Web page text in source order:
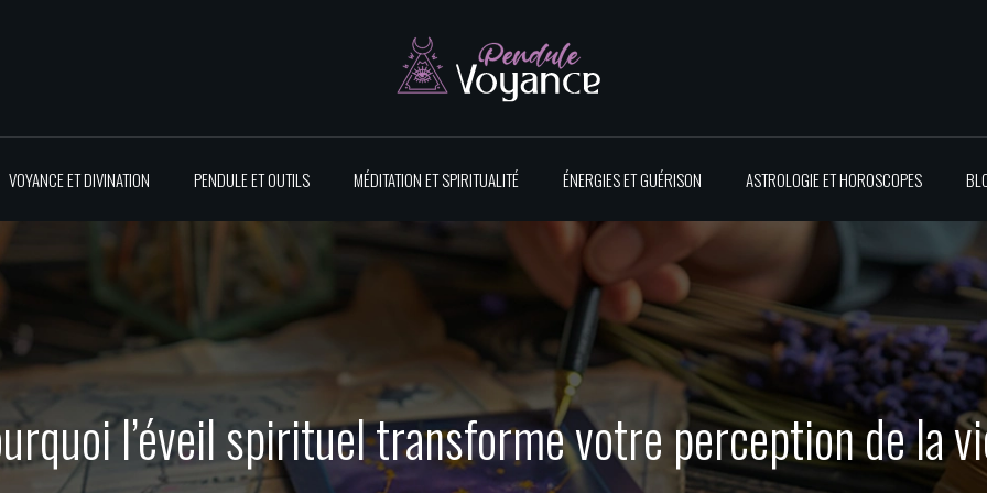
VOYANCE ET DIVINATION PENDULE ET OUTILS MÉDITATION ET SPIRITUALITÉ ÉNERGIES ET GUÉRISON ASTROLOGIE ET HOROSCOPES
l’éveil spirituel transforme votre perception de la